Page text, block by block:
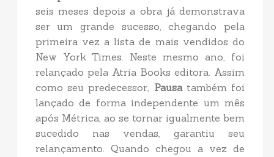
seis meses depois a obra já demonstrava
ser um grande sucesso, chegando pela
primeira vez a lista de mais vendidos do
New York Times. Neste mesmo ano, foi
relançado pela Atria Books editora. Assim
como seu predecessor, Pausatambém foi
lançado de forma independente um mês
após Métrica, ao se tornar igualmente bem
sucedido nas vendas, garantiu seu
relançamento. Quando chegou a vez de